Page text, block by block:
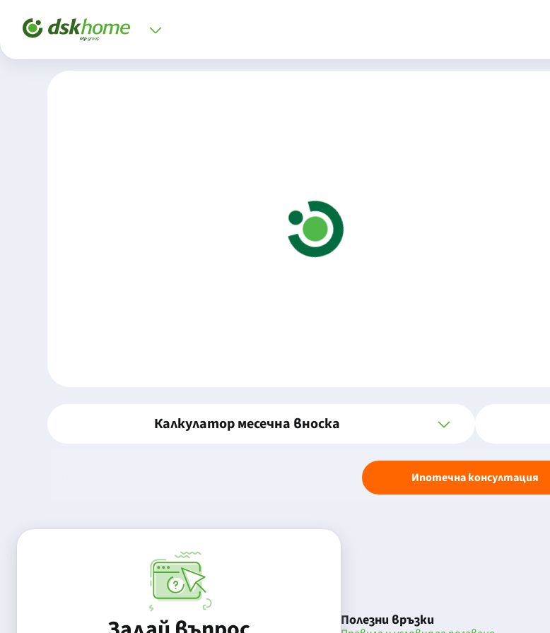
Калкулатор месечна вноска
Ипотечна консултация
Полезни връзки